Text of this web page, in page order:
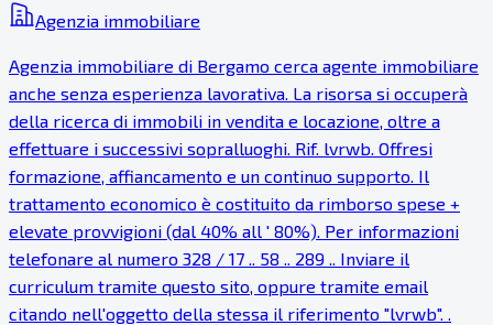
Agenzia immobiliare
Agenzia immobiliare di Bergamo cerca agente immobiliare
anche senza esperienza lavorativa. La risorsa si occuperà
della ricerca di immobili in vendita e locazione, oltre a
effettuare i successivi sopralluoghi. Rif. lvrwb. Offresi
formazione, affiancamento e un continuo supporto. Il
trattamento economico è costituito da rimborso spese +
elevate provvigioni (dal 40% all ' 80%). Per informazioni
telefonare al numero 328 / 17 .. 58 .. 289 .. Inviare il
curriculum tramite questo sito, oppure tramite email
citando nell'oggetto della stessa il riferimento "lvrwb". .